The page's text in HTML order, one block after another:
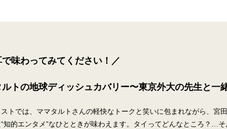
味わってみてください！／
ルトの地球ディッシュカバリー〜東京外大の先生と一
トでは、ママタルトさんの軽快なトークと笑いに包まれながら、宮
知的エンタメ”なひとときが味わえます。タイってどんなところ？…